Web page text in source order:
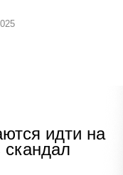
идти на
скандал